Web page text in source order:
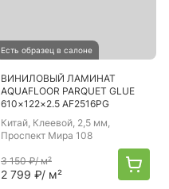
Есть образец в салоне
ВИНИЛОВЫЙ ЛАМИНАТ
AQUAFLOOR PARQUET GLUE
610×122×2.5 AF2516PG
Китай, Клеевой, 2,5 мм,
Проспект Мира 108
3 150 ₽/ м²
2 799 ₽/ м²